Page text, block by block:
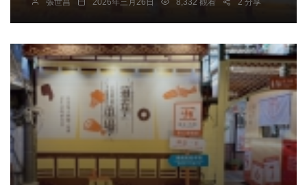
張世昌 2026年三月26日 8,332 觀看 2 分享